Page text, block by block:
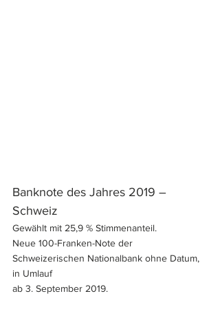
Banknote des Jahres 2019 –
Schweiz
Gewählt mit 25,9 % Stimmenanteil.
Neue 100-Franken-Note der
Schweizerischen Nationalbank ohne Datum,
in Umlauf
ab 3. September 2019.